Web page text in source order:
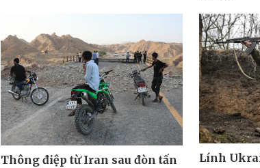
Thông điệp từ Iran sau đòn tấn
Lính